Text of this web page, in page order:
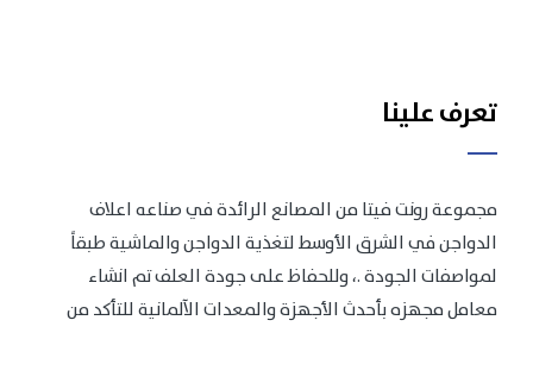
تعرف علينا
مجموعة رونت فيتا من المصانع الرائدة في صناعه اعلاف
الدواجن في الشرق الأوسط لتغذية الدواجن والماشية طبقاً
لمواصفات الجودة .، وللحفاظ على جودة العلف تم انشاء
معامل مجهزه بأحدث الأجهزة والمعدات الآلمانية للتأكد من